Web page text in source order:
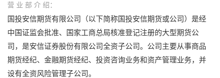
营 业 部 介 绍：
国投安信期货有限公司（以下简称国投安信期货或公司）是经
中国证监会批准、国家工商总局核准登记注册的大型期货公
司，是安信证券股份有限公司全资子公司。公司主要从事商品
期货经纪、金融期货经纪、投资咨询业务和资产管理业务，并
设有全资风险管理子公司。